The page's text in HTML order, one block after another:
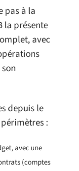
pas à la
la présente
avec
depuis le
:
avec une
(comptes